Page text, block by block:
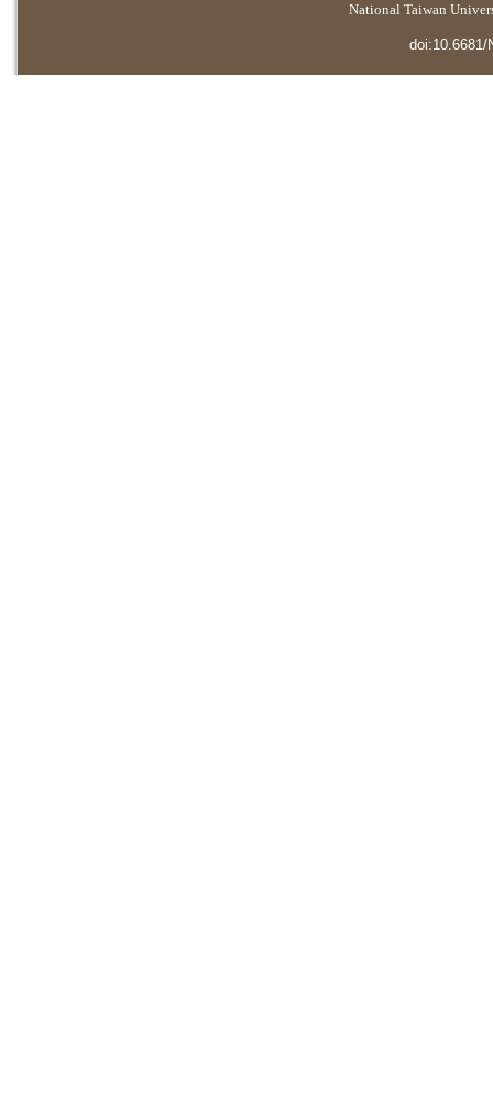
National Taiwan
doi:10.6681/